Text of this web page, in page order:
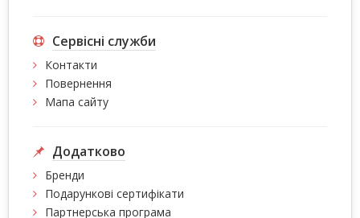
Сервісні служби
Контакти
Повернення
Мапа сайту
Додатково
Бренди
Подарункові сертифікати
Партнерська програма